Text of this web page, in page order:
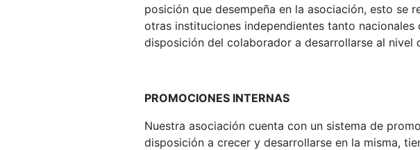
posición que desempeña en la asociación, esto se
otras instituciones independientes tanto
disposición del colaborador a desarrollarse al
PROMOCIONES INTERNAS
Nuestra asociación cuenta con un sistema de
disposición a crecer y desarrollarse en la misma,